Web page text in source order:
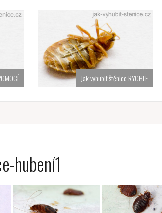
Jak vyhubit štěnice RYCHLE
hubení1